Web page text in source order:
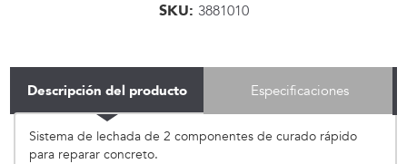
SKU: 3881010
Descripción del producto
Sistema de lechada de 2 componentes de curado rápido
para reparar concreto.
Especificaciones